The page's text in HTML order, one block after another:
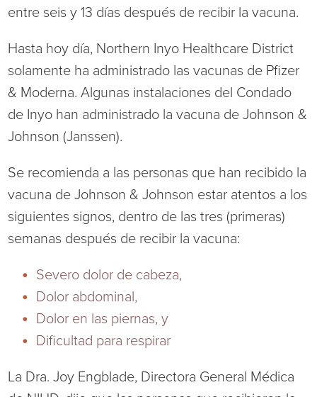
Rural Health Clinic
Surgical Services
Virtual Care Clinic
Urology
entre seis y 13 días después de recibir la vacuna.
Hasta hoy día, Northern Inyo Healthcare District
solamente ha administrado las vacunas de Pfizer
& Moderna. Algunas instalaciones del Condado
de Inyo han administrado la vacuna de Johnson &
Johnson (Janssen).
Se recomienda a las personas que han recibido la
vacuna de Johnson & Johnson estar atentos a los
siguientes signos, dentro de las tres (primeras)
semanas después de recibir la vacuna:
Severo dolor de cabeza,
Dolor abdominal,
Dolor en las piernas, y
Dificultad para respirar
La Dra. Joy Engblade, Directora General Médica